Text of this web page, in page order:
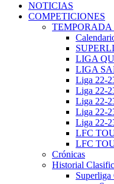
NOTICIAS
COMPETICIONES
TEMPORADA
LIGA
LIGA
Liga 22-
Liga 22-
Liga 22-
Liga 22-
Liga 22-
LFC
LFC
Crónicas
Historial